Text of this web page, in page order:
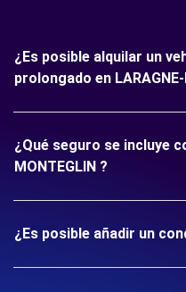
¿Es posible alquilar un
prolongado en
¿Qué seguro se incluye
MONTEGLIN ?
¿Es posible añadir un